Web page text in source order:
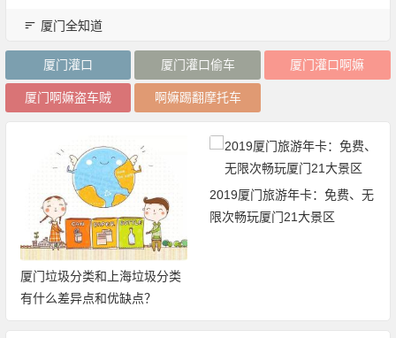
厦门全知道
厦门灌口 厦门灌口偷车 厦门灌口啊嫲
厦门啊嫲盗车贼 啊嫲踢翻摩托车
厦门垃圾分类和上海垃圾分类
有什么差异点和优缺点？
2019厦门旅游年卡：免费、无
限次畅玩厦门21大景区